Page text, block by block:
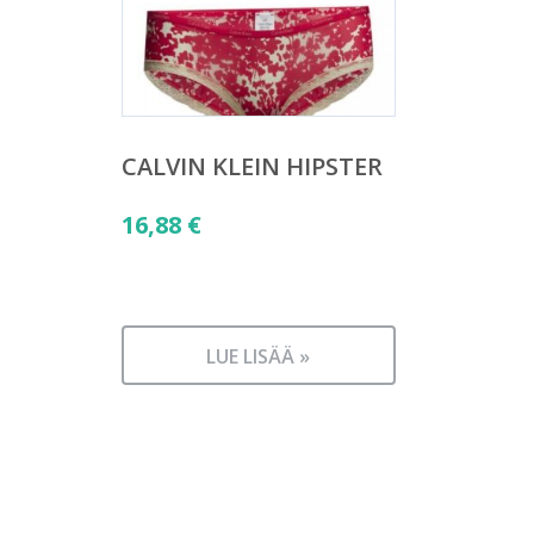
CALVIN KLEIN HIPSTER
16,88 €
LUE LISÄÄ »